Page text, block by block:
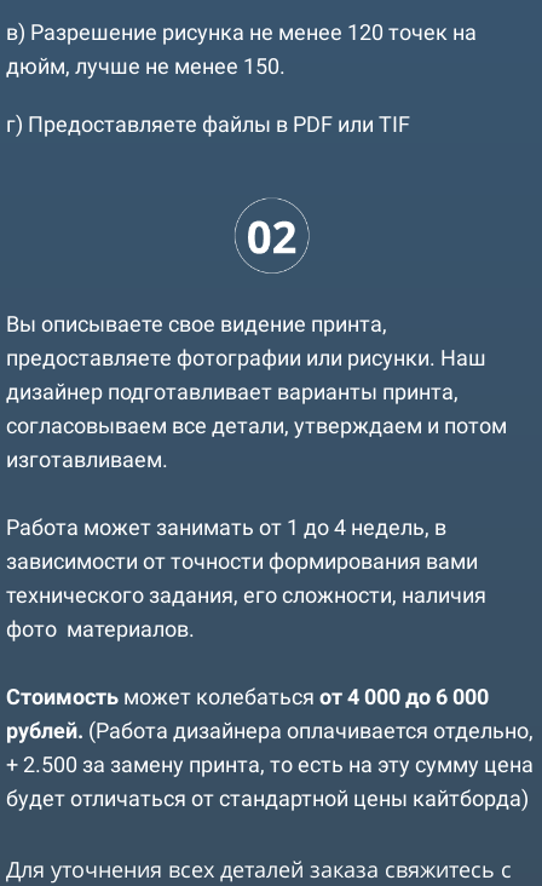
в) Разрешение рисунка не менее 120 точек на
дюйм, лучше не менее 150.
г) Предоставляете файлы в PDF или TIF
Вы описываете свое видение принта,
предоставляете фотографии или рисунки. Наш
дизайнер подготавливает варианты принта,
согласовываем все детали, утверждаем и потом
изготавливаем.
Работа может занимать от 1 до 4 недель, в
зависимости от точности формирования вами
технического задания, его сложности, наличия
фото материалов.
Стоимость может колебаться от 4 000 до 6 000
рублей. (Работа дизайнера оплачивается отдельно,
+ 2.500 за замену принта, то есть на эту сумму цена
будет отличаться от стандартной цены кайтборда)
Для уточнения всех деталей заказа свяжитесь с